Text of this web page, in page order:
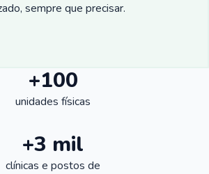
sempre que precisar.
+100
unidades físicas
+3 mil
clínicas e postos de